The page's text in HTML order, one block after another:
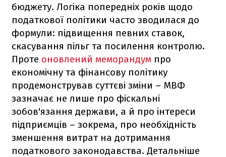
бюджету. Логіка попередніх років щодо
податкової політики часто зводилася до
формули: підвищення певних ставок,
скасування пільг та посилення контролю.
Проте оновлений меморандум про
економічну та фінансову політику
продемонстрував суттєві зміни – МВФ
зазначає не лише про фіскальні
зобов'язання держави, а й про інтереси
підприємців – зокрема, про необхідність
зменшення витрат на дотримання
податкового законодавства. Детальніше